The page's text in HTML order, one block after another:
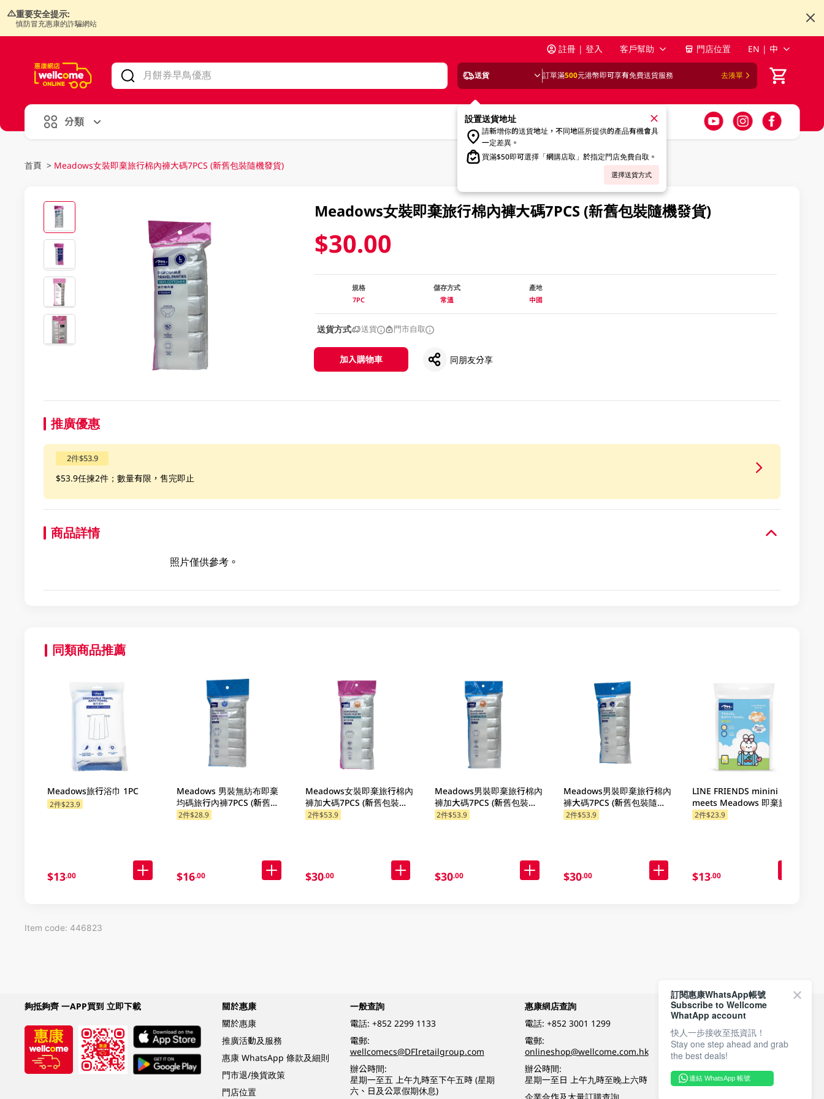
重要安全提示:
慎防冒充惠康的詐騙網站
註冊 | 登入 客戶幫助 門店位置 EN | 中
送貨 訂單滿500元港幣即可享有免費送貨服務 去湊單
設置送貨地址
請新增你的送貨地址，不同地區所提供的產品有機會具
一定差異。
買滿$50即可選擇「網購店取」於指定門店免費自取。
選擇送貨方式
分類
首頁 > Meadows女裝即棄旅行棉內褲大碼7PCS (新舊包裝隨機發貨)
Meadows女裝即棄旅行棉內褲大碼7PCS (新舊包裝隨機發貨)
$30.00
規格
7PC
儲存方式
常溫
產地
中國
送貨方式 送貨 門市自取
加入購物車 同朋友分享
推廣優惠
2件$53.9
$53.9任揀2件；數量有限，售完即止
商品詳情
照片僅供參考。
同類商品推薦
Meadows旅行浴巾 1PC
2件$23.9
$13.00
Meadows 男裝無紡布即棄
均碼旅行內褲7PCS (新舊包
裝隨機發貨)
2件$28.9
$16.00
Meadows女裝即棄旅行棉內
褲加大碼7PCS (新舊包裝隨
機發貨)
2件$53.9
$30.00
Meadows男裝即棄旅行棉內
褲加大碼7PCS (新舊包裝隨
機發貨)
2件$53.9
$30.00
Meadows男裝即棄旅行棉內
褲大碼7PCS (新舊包裝隨機
發貨)
2件$53.9
$30.00
LINE FRIENDS minini
meets Meadows 即棄旅行
浴巾 1件
2件$23.9
$13.00
Item code: 446823
夠抵夠齊 一APP買到 立即下載
關於惠康
關於惠康
推廣活動及服務
惠康 WhatsApp 條款及細則
門市退/換貨政策
門店位置
一般查詢
電話: +852 2299 1133
電郵:
wellcomecs@DFIretailgroup.com
辦公時間:
星期一至五 上午九時至下午五時 (星期
六、日及公眾假期休息)
惠康網店查詢
電話: +852 3001 1299
電郵:
onlineshop@wellcome.com.hk
辦公時間:
星期一至日 上午九時至晚上六時
付款方式
關注我們
訂閱惠康WhatsApp帳號
Subscribe to Wellcome
WhatApp account
快人一步接收至抵資訊！
Stay one step ahead and grab
the best deals!
連結 WhatsApp 帳號